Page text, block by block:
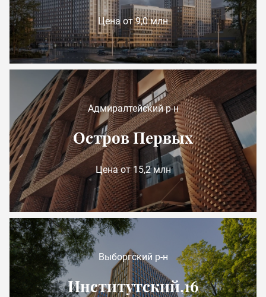
Цена от 9,0 млн
Адмиралтейский р-н
Остров Первых
Цена от 15,2 млн
Выборгский р-н
Институтский,16